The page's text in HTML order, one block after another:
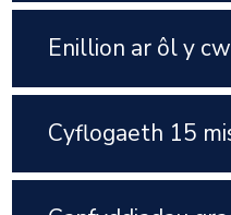
Enillion ar ôl y
Cyflogaeth 15